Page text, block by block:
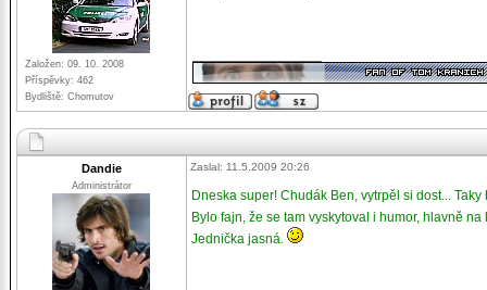
Založen: 09. 10. 2008
Příspěvky: 462
Bydliště: Chomutov
Dandie
Administrátor
Zaslal: 11.5.2009 20:26
Dneska super! Chudák Ben, vytrpěl si dost...
Bylo fajn, že se tam vyskytoval i humor, hlavně
Jednička jasná.